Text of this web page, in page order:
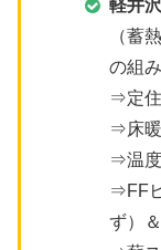
軽井
（蓄
の組
⇒定
⇒床
⇒温
⇒FF
ず）